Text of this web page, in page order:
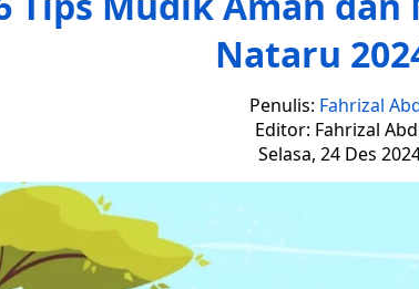
Nataru
Penulis: Fahrizal
Editor: Fahrizal
Selasa, 24 Des